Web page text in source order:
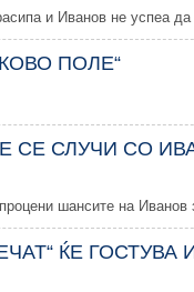
и Иванов не успеа
ПОЛЕ“
СЕ СЛУЧИ СО
шансите на Иванов
ЌЕ ГОСТУВА